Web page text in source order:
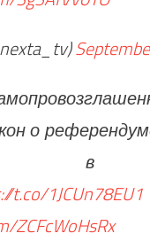
о
в
t.co/1JCUn78EU1
ZCFcWoHsRx